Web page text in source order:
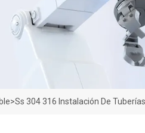
>Ss 304 316 Instalación De